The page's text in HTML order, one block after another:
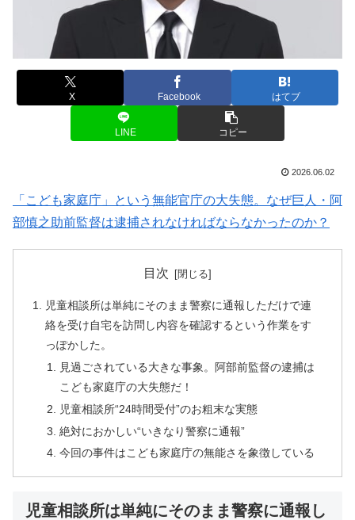
X Facebook はてブ
LINE コピー
2026.06.02
「こども家庭庁」という無能官庁の大失態。なぜ巨人・阿
部慎之助前監督は逮捕されなければならなかったのか？
目次
児童相談所は単純にそのまま警察に通報しただけで連
絡を受け自宅を訪問し内容を確認するという作業をす
っぽかした。
見過ごされている大きな事象。阿部前監督の逮捕は
こども家庭庁の大失態だ！
児童相談所“24時間受付”のお粗末な実態
絶対におかしい“いきなり警察に通報”
今回の事件はこども家庭庁の無能さを象徴している
児童相談所は単純にそのまま警察に通報し